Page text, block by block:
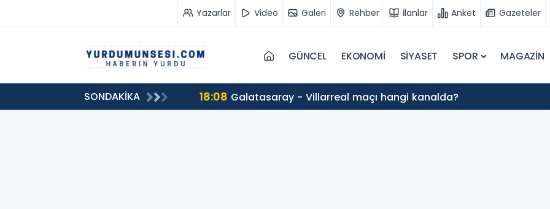
Yazarlar Video Galeri Rehber İlanlar Anket Gazeteler
GÜNCEL EKONOMİ SİYASET SPOR MAGAZİN
SONDAKİKA 18:08 Galatasaray - Villarreal maçı hangi kanalda?